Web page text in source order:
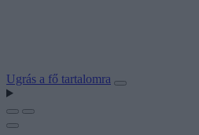
Ugrás a fő tartalomra